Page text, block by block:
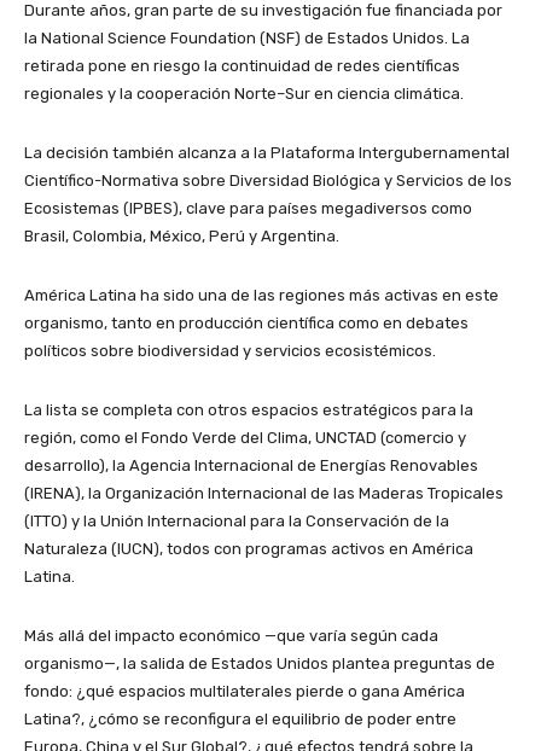
Durante años, gran parte de su investigación fue financiada por
la National Science Foundation (NSF) de Estados Unidos. La
retirada pone en riesgo la continuidad de redes científicas
regionales y la cooperación Norte–Sur en ciencia climática.
La decisión también alcanza a la Plataforma Intergubernamental
Científico-Normativa sobre Diversidad Biológica y Servicios de los
Ecosistemas (IPBES), clave para países megadiversos como
Brasil, Colombia, México, Perú y Argentina.
América Latina ha sido una de las regiones más activas en este
organismo, tanto en producción científica como en debates
políticos sobre biodiversidad y servicios ecosistémicos.
La lista se completa con otros espacios estratégicos para la
región, como el Fondo Verde del Clima, UNCTAD (comercio y
desarrollo), la Agencia Internacional de Energías Renovables
(IRENA), la Organización Internacional de las Maderas Tropicales
(ITTO) y la Unión Internacional para la Conservación de la
Naturaleza (IUCN), todos con programas activos en América
Latina.
Más allá del impacto económico —que varía según cada
organismo—, la salida de Estados Unidos plantea preguntas de
fondo: ¿qué espacios multilaterales pierde o gana América
Latina?, ¿cómo se reconfigura el equilibrio de poder entre
Europa, China y el Sur Global?, ¿qué efectos tendrá sobre la